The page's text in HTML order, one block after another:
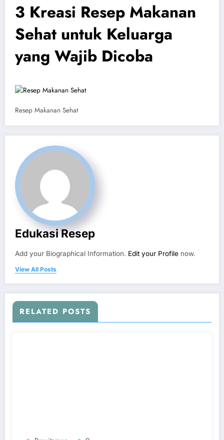
3 Kreasi Resep Makanan
Sehat untuk Keluarga
yang Wajib Dicoba
Resep Makanan Sehat
Edukasi Resep
Add your Biographical Information. Edit your Profile now.
View All Posts
RELATED POSTS